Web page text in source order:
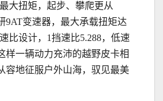
大扭矩，起步、攀爬更从
9AT变速器，最大承载扭矩达
比设计，1挡速比5.288，低速
样一辆动力充沛的越野皮卡相
容地征服户外山海，驭见最美